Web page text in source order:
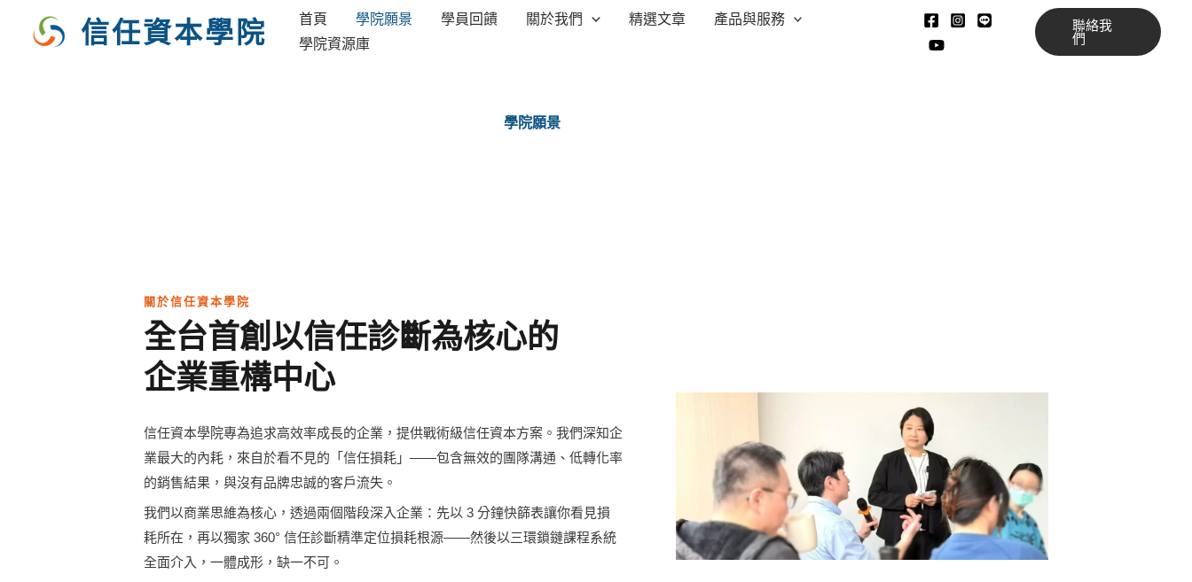
信任資本學院 首頁 學院願景 學員回饋 關於我們 精選文章
產品與服務
學院資源庫
聯絡我
們
學院願景
關於信任資本學院
全台首創以信任診斷為核心的
企業重構中心
信任資本學院專為追求高效率成長的企業，提供戰術級信任資本方案。我們深知企
業最大的內耗，來自於看不見的「信任損耗」——包含無效的團隊溝通、低轉化率
的銷售結果，與沒有品牌忠誠的客戶流失。
我們以商業思維為核心，透過兩個階段深入企業：先以 3 分鐘快篩表讓你看見損
耗所在，再以獨家 360° 信任診斷精準定位損耗根源——然後以三環鎖鏈課程系統
全面介入，一體成形，缺一不可。